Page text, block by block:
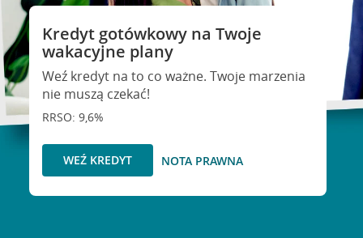
Kredyt gotówkowy na Twoje
wakacyjne plany
Weź kredyt na to co ważne. Twoje marzenia
nie muszą czekać!
RRSO: 9,6%
WEŹ KREDYT NOTA PRAWNA